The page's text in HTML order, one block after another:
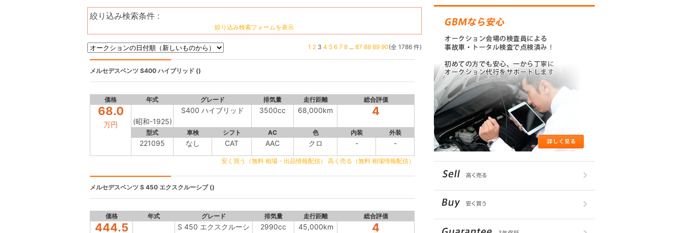
絞り込み検索条件 :
絞り込み検索フォームを表示
1 23 4 5 6 7 8... 87 88 89 90(全 1786 件)
メルセデスベンツ S400 ハイブリッド ()
価格 年式 グレード 排気量 走行距離 総合評価
68.0
万円 (昭和-1925)
S400 ハイブリッド 3500cc 68,000km 4
型式 車検 シフト AC 色 内装 外装
221095 なし CAT AAC クロ - -
安く買う（無料 相場・出品情報配信） 高く売る（無料 相場情報配信）
メルセデスベンツ S 450 エクスクルーシブ ()
価格 年式 グレード 排気量 走行距離 総合評価
444.5
S 450 エクスクルーシ
2990cc 45,000km 4